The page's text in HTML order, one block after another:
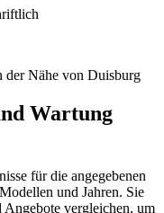
der Nähe von Duisburg
Wartung
für die angegebenen
und Jahren. Sie
Angebote vergleichen, um